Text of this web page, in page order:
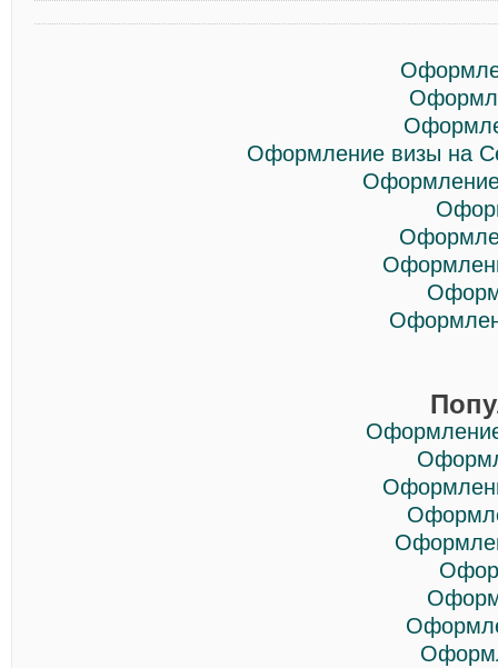
Оформление визы на